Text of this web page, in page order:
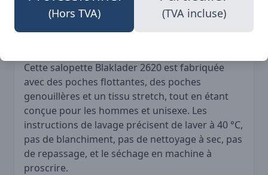
(Hors TVA) (TVA incluse)
environnements de travail.
Cette salopette Blaklader 2620 est fabriquée
avec des poches flottantes, des poches
genouillères et un tissu stretch, tout en étant
conçue pour les hommes et unisexe. Les
instructions de lavage précisent de laver à 40 °C,
pas de blanchiment, pas de nettoyage à sec, pas
de repassage, et le séchage en machine à
proscrire.